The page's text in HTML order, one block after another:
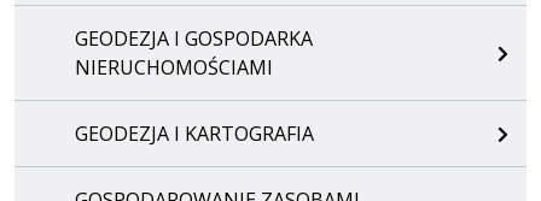
GEODEZJA I GOSPODARKA
NIERUCHOMOŚCIAMI
GEODEZJA I KARTOGRAFIA